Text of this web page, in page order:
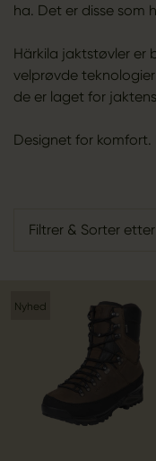
ha. Det er disse som
Härkila jaktstøvler er
velprøvde
de er laget for
Designet for
Filtrer & Sorter etter
Nyhed